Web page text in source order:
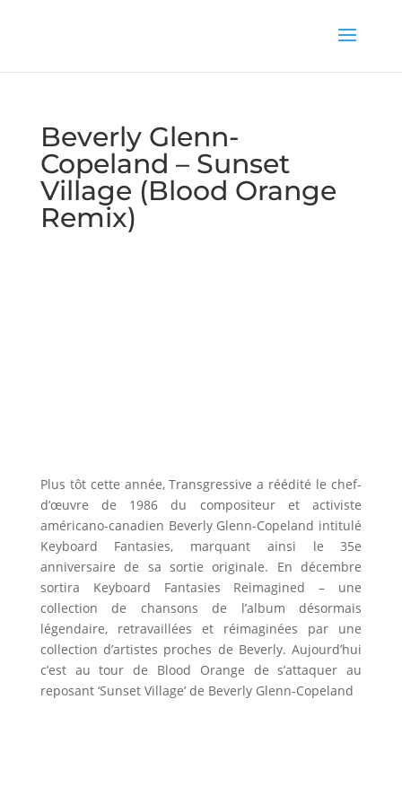
Beverly Glenn-
Copeland – Sunset
Village (Blood Orange
Remix)
Plus tôt cette année, Transgressive a réédité le chef-
d’œuvre de 1986 du compositeur et activiste
américano-canadien Beverly Glenn-Copeland intitulé
Keyboard Fantasies, marquant ainsi le 35e
anniversaire de sa sortie originale. En décembre
sortira Keyboard Fantasies Reimagined – une
collection de chansons de l’album désormais
légendaire, retravaillées et réimaginées par une
collection d’artistes proches de Beverly. Aujourd’hui
c’est au tour de Blood Orange de s’attaquer au
reposant ‘Sunset Village’ de Beverly Glenn-Copeland